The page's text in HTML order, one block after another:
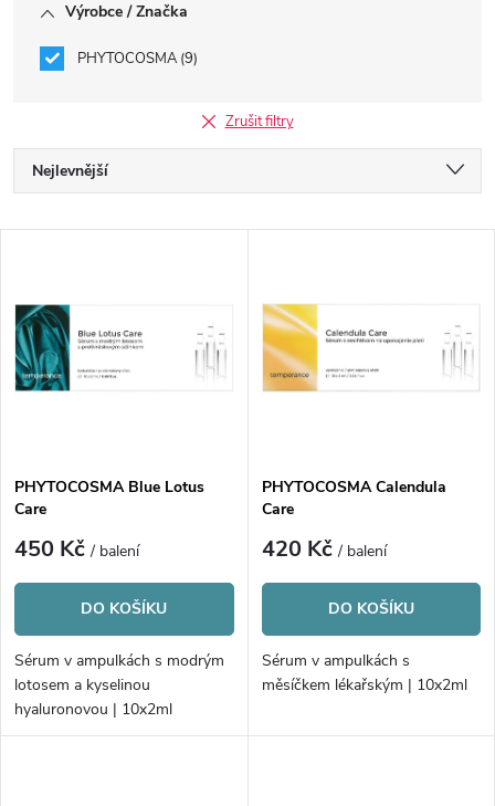
Výrobce / Značka
PHYTOCOSMA 9
Zrušit filtry
Ř
a
e
n
p
r
o
d
u
Nejlevnější
Abecedně
ý
p
s
p
r
o
d
u
PHYTOCOSMA Blue Lotus
Care
450 Kč/ balení
DO KOŠÍKU
Sérum v ampulkách s modrým
lotosem a kyselinou
hyaluronovou | 10x2ml
PHYTOCOSMA Calendula
Care
420 Kč/ balení
DO KOŠÍKU
Sérum v ampulkách s
měsíčkem lékařským | 10x2ml